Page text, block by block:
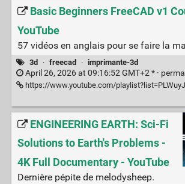
Basic Beginners FreeCAD v1
YouTube
57 vidéos en anglais pour se faire la
3d · freecad · imprimante-3d
April 26, 2026 at 09:16:52 GMT+2 * ·
https://www.youtube.com/
ENGINEERING EARTH: Sci-Fi
Solutions to Earth's Problems -
4K Full Documentary - YouTube
Dernière pépite de melodysheep.